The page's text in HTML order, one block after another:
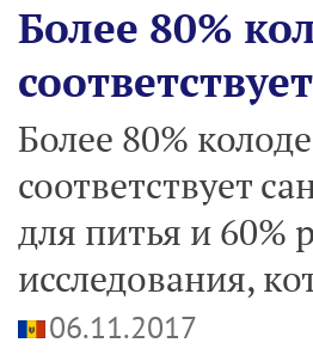
Более 80%
Более 80%
соответствует
для питья и 60%
исследования,
06.11.2017